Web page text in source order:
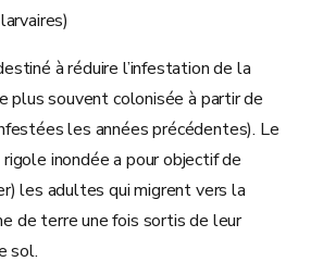
à réduire l’infestation de la
plus souvent colonisée à partir de
les années précédentes). Le
rigole inondée a pour objectif de
les adultes qui migrent vers la
de terre une fois sortis de leur
sol.